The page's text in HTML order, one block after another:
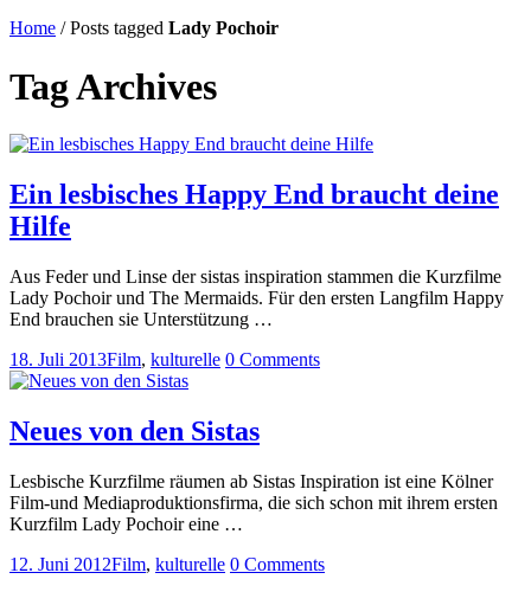
Home /Posts tagged Lady Pochoir
Tag Archives
Ein lesbisches Happy End braucht deine
Hilfe
Aus Feder und Linse der sistas inspiration stammen die Kurzfilme
Lady Pochoir und The Mermaids. Für den ersten Langfilm Happy
End brauchen sie Unterstützung …
18. Juli 2013Film, kulturelle 0 Comments
Neues von den Sistas
Lesbische Kurzfilme räumen ab Sistas Inspiration ist eine Kölner
Film-und Mediaproduktionsfirma, die sich schon mit ihrem ersten
Kurzfilm Lady Pochoir eine …
12. Juni 2012Film, kulturelle 0 Comments